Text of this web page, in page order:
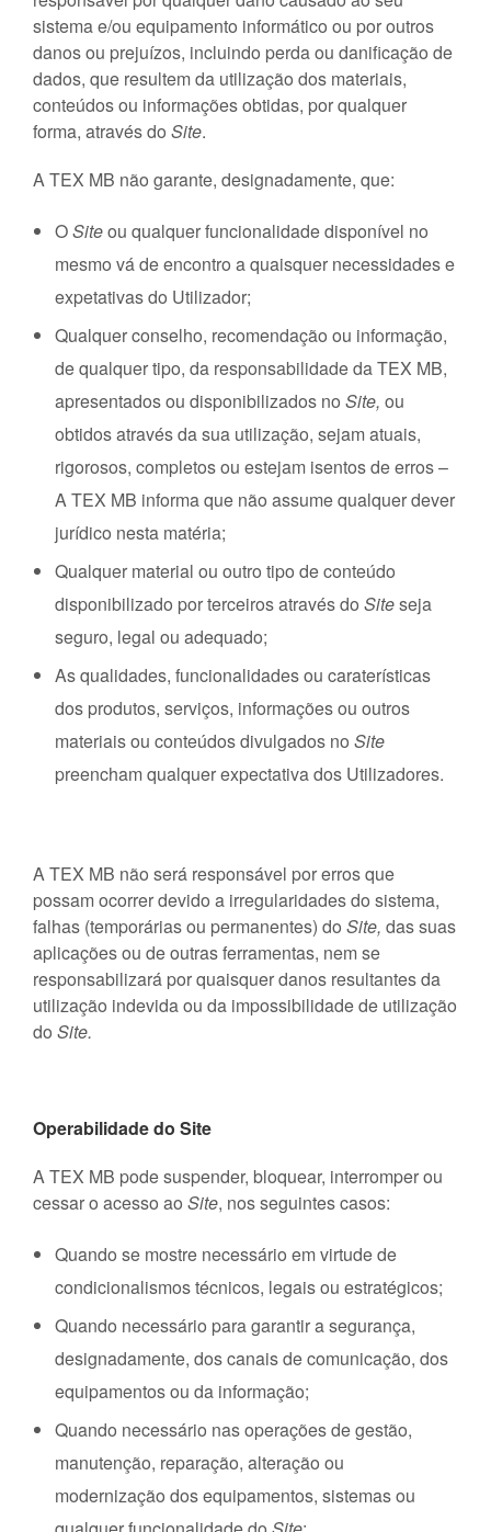
sistema e/ou equipamento informático ou por outros
danos ou prejuízos, incluindo perda ou danificação de
dados, que resultem da utilização dos materiais,
conteúdos ou informações obtidas, por qualquer
forma, através do Site.
A TEX MB não garante, designadamente, que:
OSiteou qualquer funcionalidade disponível no
mesmo vá de encontro a quaisquer necessidades e
expetativas do Utilizador;
Qualquer conselho, recomendação ou informação,
de qualquer tipo, da responsabilidade da TEX MB,
apresentados ou disponibilizados no Site, ou
obtidos através da sua utilização, sejam atuais,
rigorosos, completos ou estejam isentos de erros –
A TEX MB informa que não assume qualquer dever
jurídico nesta matéria;
Qualquer material ou outro tipo de conteúdo
disponibilizado por terceiros através do Siteseja
seguro, legal ou adequado;
As qualidades, funcionalidades ou caraterísticas
dos produtos, serviços, informações ou outros
materiais ou conteúdos divulgados no Site
preencham qualquer expectativa dos Utilizadores.
A TEX MB não será responsável por erros que
possam ocorrer devido a irregularidades do sistema,
falhas (temporárias ou permanentes) do Site, das suas
aplicações ou de outras ferramentas, nem se
responsabilizará por quaisquer danos resultantes da
utilização indevida ou da impossibilidade de utilização
do Site.
Operabilidade do Site
A TEX MB pode suspender, bloquear, interromper ou
cessar o acesso ao Site, nos seguintes casos:
Quando se mostre necessário em virtude de
condicionalismos técnicos, legais ou estratégicos;
Quando necessário para garantir a segurança,
designadamente, dos canais de comunicação, dos
equipamentos ou da informação;
Quando necessário nas operações de gestão,
manutenção, reparação, alteração ou
modernização dos equipamentos, sistemas ou